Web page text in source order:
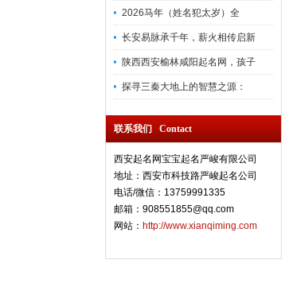
2026马年（姓名犯太岁）全
长安易脉承千年，薪火相传启新
陕西西安榆林咸阳起名网，孩子
探寻三秦大地上的智慧之源：
联系我们 Contact
西安起名网宝宝起名严峻有限公司
地址：西安市科技路严峻起名公司
电话/微信：13759991335
邮箱：908551855@qq.com
网站： http://www.xianqiming.com